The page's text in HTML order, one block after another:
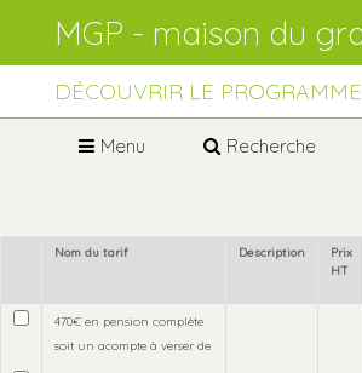
Aller
navigation
personnels
DÉCOUVRIR LE PROGRAMME
Menu Recherche
Nom du tarif Description
Prix
HT
470€ en pension complète
soit un acompte à verser de